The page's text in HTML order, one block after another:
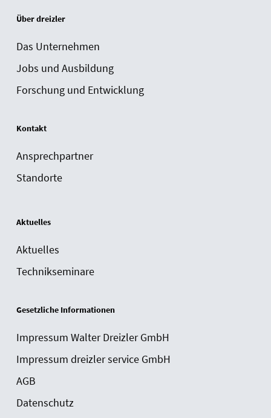
Über dreizler
Das Unternehmen
Jobs und Ausbildung
Forschung und Entwicklung
Kontakt
Ansprechpartner
Standorte
Aktuelles
Aktuelles
Technikseminare
Gesetzliche Informationen
Impressum Walter Dreizler GmbH
Impressum dreizler service GmbH
AGB
Datenschutz